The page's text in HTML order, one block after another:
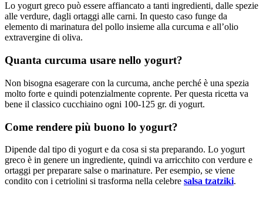
Lo yogurt greco può essere affiancato a tanti ingredienti, dalle spezie
alle verdure, dagli ortaggi alle carni. In questo caso funge da
elemento di marinatura del pollo insieme alla curcuma e all’olio
extravergine di oliva.
Quanta curcuma usare nello yogurt?
Non bisogna esagerare con la curcuma, anche perché è una spezia
molto forte e quindi potenzialmente coprente. Per questa ricetta va
bene il classico cucchiaino ogni 100-125 gr. di yogurt.
Come rendere più buono lo yogurt?
Dipende dal tipo di yogurt e da cosa si sta preparando. Lo yogurt
greco è in genere un ingrediente, quindi va arricchito con verdure e
ortaggi per preparare salse o marinature. Per esempio, se viene
condito con i cetriolini si trasforma nella celebre salsa tzatziki.